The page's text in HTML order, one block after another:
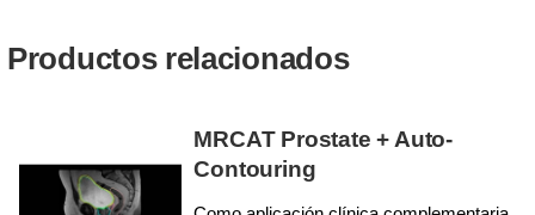
Productos relacionados
MRCAT Prostate + Auto-
Contouring